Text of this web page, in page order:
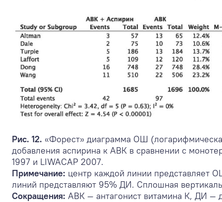
Рис. 12. «Форест» диаграмма ОШ
добавления аспирина к АВК в сравнении с
1997 и LIWACAP 2007.
Примечание: центр каждой линии представляет
линий представляют 95% ДИ. Сплошная
Сокращения: АВК — антагонист витамина К, ДИ